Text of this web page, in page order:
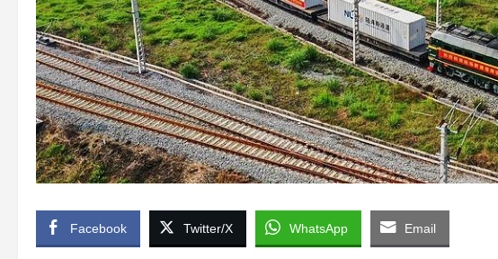
Facebook Twitter/X WhatsApp Email